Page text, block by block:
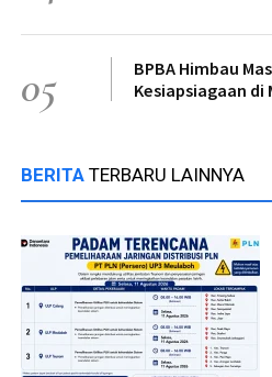
05
BPBA Himbau
Kesiapsiagaan di
BERITA TERBARU LAINNYA